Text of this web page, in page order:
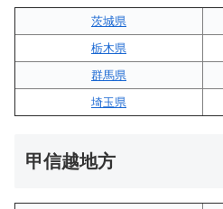
茨城県
栃木県
群馬県
埼玉県
甲信越地方